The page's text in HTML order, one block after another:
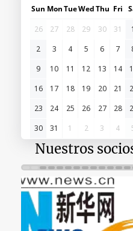
Sun MonTueWedThu Fri
26
27 28 29 30 31
1
2
3 4 5 6 7
9
10 11 12 13 14
16
17 18 19 20 21
23
24 25 26 27 28
30
31 1 2 3 4
Nuestros